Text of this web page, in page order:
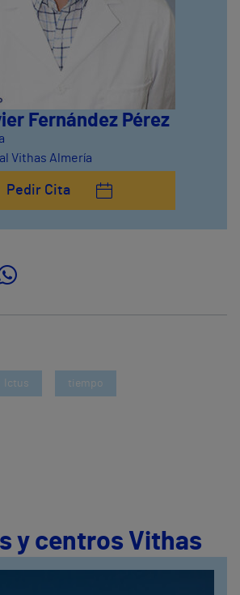
Fernández Pérez
Vithas Almería
Pedir Cita
Ictus tiempo
y centros Vithas